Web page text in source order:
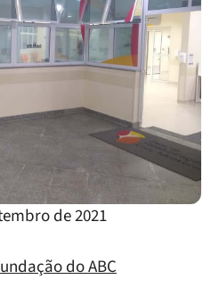
de 2021
do ABC